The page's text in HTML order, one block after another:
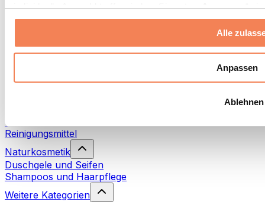
individuelle Auswahl treffen, indem Sie unter „Anpassen“
erlauben“ klicken.
Weitere Informationen über die Verarbeitung Ihrer Daten
Datenschutzerklärung
Alle
Anpassen
Ablehnen
Yoga & Pilates
Wandern
Rotlichttherapie
Waschmittel
Reinigungsmittel
Naturkosmetik
Duschgele und Seifen
Shampoos und Haarpflege
Weitere Kategorien